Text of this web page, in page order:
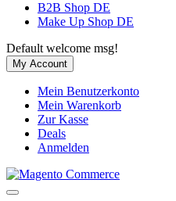
B2B Shop DE
Make Up Shop DE
Default welcome msg!
My Account
Mein Benutzerkonto
Mein Warenkorb
Zur Kasse
Deals
Anmelden